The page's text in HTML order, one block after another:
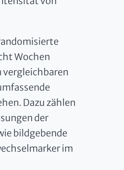
Wochen
vergleichbaren
Dazu zählen
der
bildgebende
im